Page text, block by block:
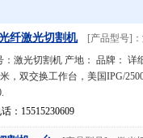
纤激光切割机
[产品型号]
：激光切割机 产地： 品牌： 详
，双交换工作台，美国IPG/
：15515230609